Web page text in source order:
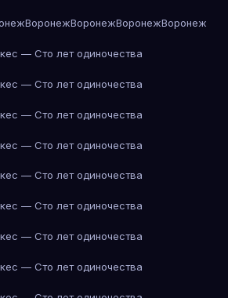
ВоронежВоронежВоронежВоронеж
— Сто лет одиночества
— Сто лет одиночества
— Сто лет одиночества
— Сто лет одиночества
— Сто лет одиночества
— Сто лет одиночества
— Сто лет одиночества
— Сто лет одиночества